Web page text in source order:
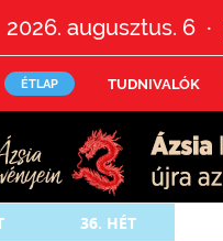
2026. augusztus. 6 •
ÉTLAP TUDNIVALÓK
36. HÉT